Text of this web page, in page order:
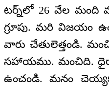
టర్న్‌లో 26 వేల మంది
గ్రూపు. మరి విజయం
వారు చేతులెత్తండి.
సహాయము. మంచిది.
ఉంచండి. మనం